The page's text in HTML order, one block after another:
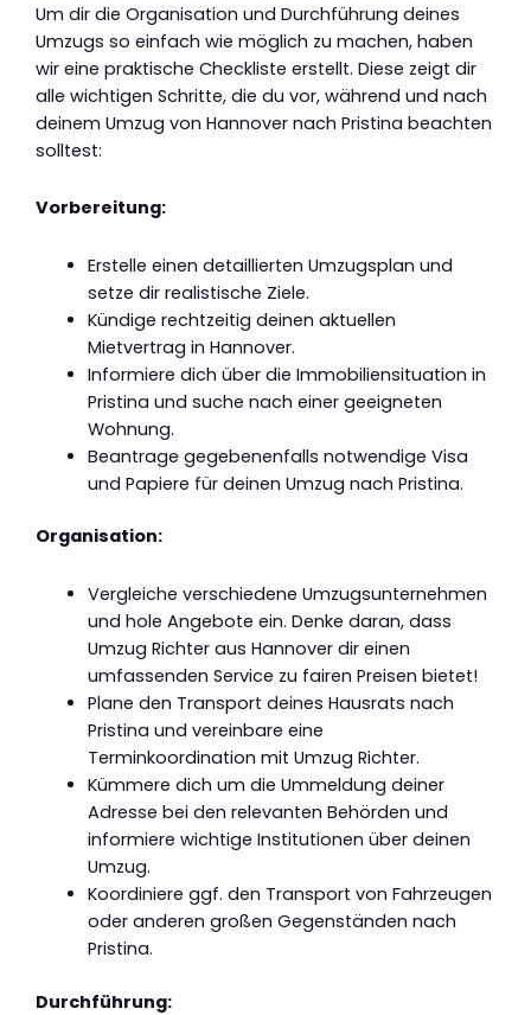
Um dir die Organisation und Durchführung deines
Umzugs so einfach wie möglich zu machen, haben
wir eine praktische Checkliste erstellt. Diese zeigt dir
alle wichtigen Schritte, die du vor, während und nach
deinem Umzug von Hannover nach Pristina beachten
solltest:
Vorbereitung:
Erstelle einen detaillierten Umzugsplan und
setze dir realistische Ziele.
Kündige rechtzeitig deinen aktuellen
Mietvertrag in Hannover.
Informiere dich über die Immobiliensituation in
Pristina und suche nach einer geeigneten
Wohnung.
Beantrage gegebenenfalls notwendige Visa
und Papiere für deinen Umzug nach Pristina.
Organisation:
Vergleiche verschiedene Umzugsunternehmen
und hole Angebote ein. Denke daran, dass
Umzug Richter aus Hannover dir einen
umfassenden Service zu fairen Preisen bietet!
Plane den Transport deines Hausrats nach
Pristina und vereinbare eine
Terminkoordination mit Umzug Richter.
Kümmere dich um die Ummeldung deiner
Adresse bei den relevanten Behörden und
informiere wichtige Institutionen über deinen
Umzug.
Koordiniere ggf. den Transport von Fahrzeugen
oder anderen großen Gegenständen nach
Pristina.
Durchführung: